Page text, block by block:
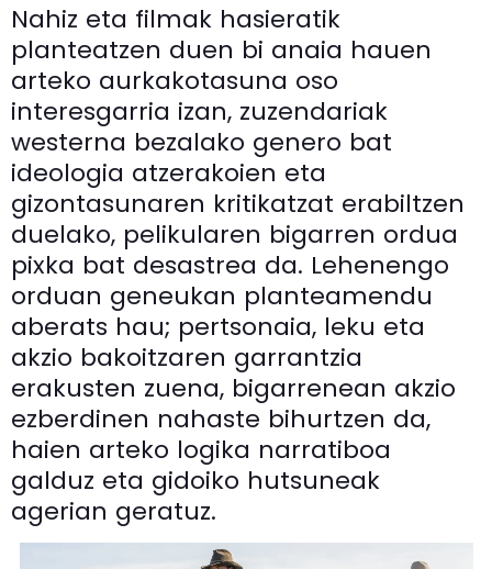
Nahiz eta filmak hasieratik
planteatzen duen bi anaia hauen
arteko aurkakotasuna oso
interesgarria izan, zuzendariak
westerna bezalako genero bat
ideologia atzerakoien eta
gizontasunaren kritikatzat erabiltzen
duelako, pelikularen bigarren ordua
pixka bat desastrea da. Lehenengo
orduan geneukan planteamendu
aberats hau; pertsonaia, leku eta
akzio bakoitzaren garrantzia
erakusten zuena, bigarrenean akzio
ezberdinen nahaste bihurtzen da,
haien arteko logika narratiboa
galduz eta gidoiko hutsuneak
agerian geratuz.